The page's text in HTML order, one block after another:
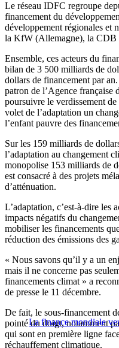
Le réseau IDFC regroupe
financement du
développement régionales et
la KfW (Allemagne), la CDB
Ensemble, ces acteurs du
bilan de 3 500 milliards de
dollars de financement par
patron de l’Agence
poursuivre le verdissement
volet de l’adaptation un
l’enfant pauvre des
Sur les 159 milliards de
l’adaptation au changement
monopolise 153 milliards de
est consacré à des projets
d’atténuation.
L’adaptation, c’est-à-dire les
impacts négatifs du
mobiliser les financements
réduction des émissions des
« Nous savons qu’il y a un
mais il ne concerne pas
financements climat » a
de presse le 11 décembre.
La finance mondiale
De fait, le sous-financement
pointé du doigt, notamment
qui sont en première ligne
réchauffement climatique.